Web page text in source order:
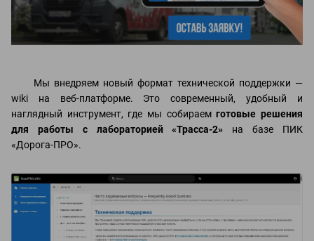
Мы внедряем новый формат технической поддержки —
wiki на веб-платформе. Это современный, удобный и
наглядный инструмент, где мы собираемготовые решения
для работы с лабораторией «Трасса‑2» на базе ПИК
«Дорога‑ПРО».